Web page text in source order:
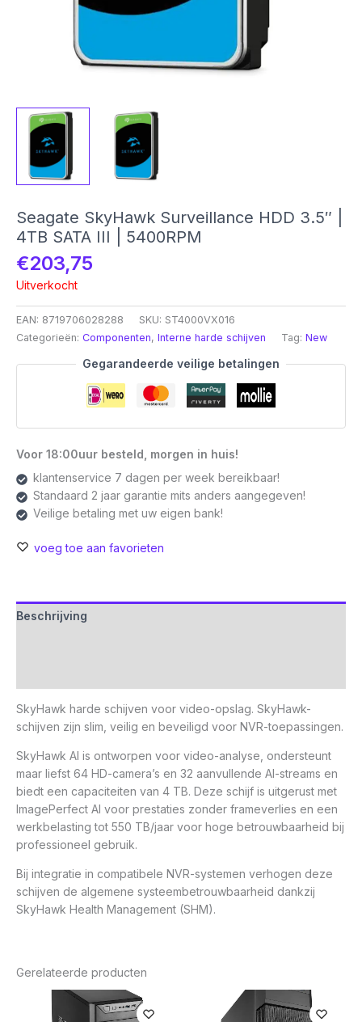
Seagate SkyHawk Surveillance HDD 3.5″ |
4TB SATA III | 5400RPM
€203,75
Uitverkocht
EAN: 8719706028288 SKU: ST4000VX016
Categorieën: Componenten, Interne harde schijven Tag: New
Gegarandeerde veilige betalingen
Voor 18:00uur besteld, morgen in huis!
klantenservice 7 dagen per week bereikbaar!
Standaard 2 jaar garantie mits anders aangegeven!
Veilige betaling met uw eigen bank!
voeg toe aan favorieten
Beschrijving
SkyHawk harde schijven voor video-opslag. SkyHawk-
schijven zijn slim, veilig en beveiligd voor NVR-toepassingen.
SkyHawk AI is ontworpen voor video-analyse, ondersteunt
maar liefst 64 HD-camera’s en 32 aanvullende AI-streams en
biedt een capaciteiten van 4 TB. Deze schijf is uitgerust met
ImagePerfect AI voor prestaties zonder frameverlies en een
werkbelasting tot 550 TB/jaar voor hoge betrouwbaarheid bij
professioneel gebruik.
Bij integratie in compatibele NVR-systemen verhogen deze
schijven de algemene systeembetrouwbaarheid dankzij
SkyHawk Health Management (SHM).
Gerelateerde producten